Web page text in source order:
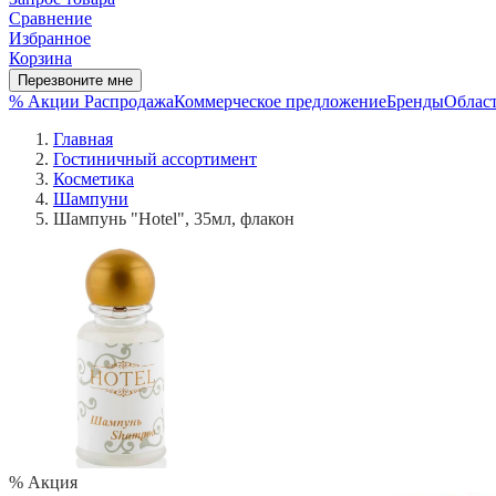
Сравнение
Избранное
Корзина
Перезвоните мне
% Акции РаспродажаКоммерческое предложениеБренды
Главная
Гостиничный ассортимент
Косметика
Шампуни
Шампунь "Hotel", 35мл, флакон
% Акция